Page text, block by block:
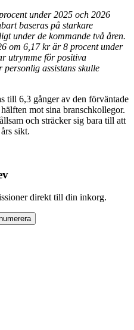
under 2025 och 2026
baseras på starkare
under de kommande två åren.
om 6,17 kr är 8 procent under
utrymme för positiva
assistans skulle
till 6,3 gånger av den förväntade
mot sina branschkollegor.
och sträcker sig bara till att
sikt.
direkt till din inkorg.